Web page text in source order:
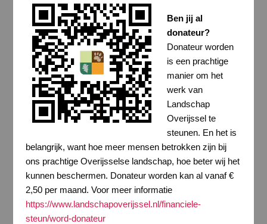
Ben jij al
donateur?
Donateur worden
is een prachtige
manier om het
werk van
Landschap
Overijssel te
steunen. En het is
belangrijk, want hoe meer mensen betrokken zijn bij
ons prachtige Overijsselse landschap, hoe beter wij het
kunnen beschermen. Donateur worden kan al vanaf €
2,50 per maand. Voor meer informatie
https://www.landschapoverijssel.nl/financiele-
steun/word-donateur